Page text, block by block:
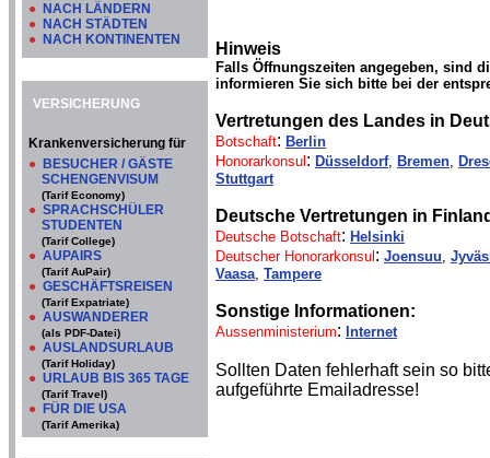
● NACH LÄNDERN
● NACH STÄDTEN
● NACH KONTINENTEN
VERSICHERUNG
Krankenversicherung für
● BESUCHER / GÄSTE
SCHENGENVISUM
(Tarif Economy)
● SPRACHSCHÜLER
STUDENTEN
(Tarif College)
● AUPAIRS
(Tarif AuPair)
● GESCHÄFTSREISEN
(Tarif Expatriate)
● AUSWANDERER
(als PDF-Datei)
● AUSLANDSURLAUB
(Tarif Holiday)
● URLAUB BIS 365 TAGE
(Tarif Travel)
● FÜR DIE USA
(Tarif Amerika)
Hinweis
Falls Öffnungszeiten angegeben, sind
informieren Sie sich bitte bei der
Vertretungen des Landes in
Botschaft: Berlin
Honorarkonsul : Düsseldorf, Bremen,
Stuttgart
Deutsche Vertretungen in
Deutsche Botschaft: Helsinki
Deutscher Honorarkonsul : Joensuu,
Vaasa, Tampere
Sonstige Informationen:
Aussenministerium: Internet
Sollten Daten fehlerhaft sein so
aufgeführte Emailadresse!